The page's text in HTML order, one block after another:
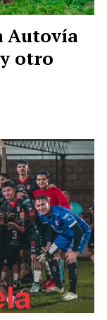
Autovía
otro